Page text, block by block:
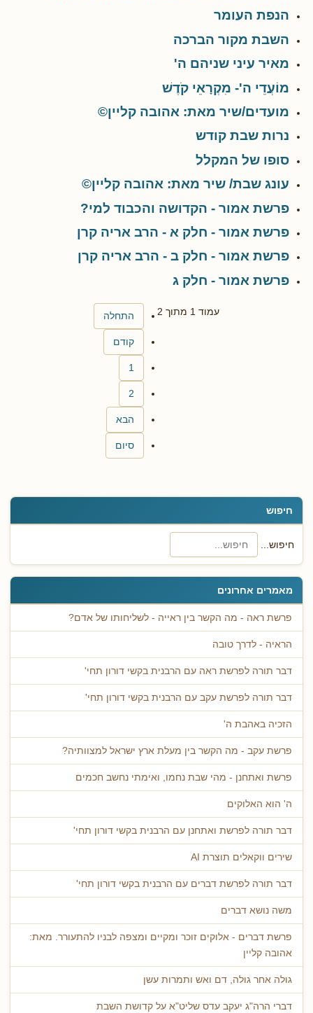
חיפוש
חיפוש...
מאמרים אחרונים
פרשת ראה - מה הקשר בין ראייה - לשליחותו של אדם?
הראיה - לדרך טובה
דבר תורה לפרשת ראה עם הרבנית בקשי דורון תחי'
דבר תורה לפרשת עקב עם הרבנית בקשי דורון תחי'
הזכיה באהבת ה'
פרשת עקב - מה הקשר בין מעלת ארץ ישראל למצוותיה?
פרשת ואתחנן - מהי שבת נחמו, ואימתי נחשב חכמים
ה' הוא האלוקים
דבר תורה לפרשת ואתחנן עם הרבנית בקשי דורון תחי'
שירים ווקאלים תוצרת AI
דבר תורה לפרשת דברים עם הרבנית בקשי דורון תחי'
משה נושא דברים
פרשת דברים - אלוקים זוכר ומקיים ומצפה לבניו להתעורר. מאת:
אהובה קליין
גולה אחר גולה, דם ואש ותמרות עשן
דברי הרה"ג יעקב עדס שליט"א על קדושת השבת
הנפת העומר
השבת מקור הברכה
מאיר עיני שניהם ה'
מוֹעֲדֵי ה'- מִקְרָאֵי קֹדֶשׁ
מועדים/שיר מאת: אהובה קליין©
נרות שבת קודש
סופו של המקלל
עונג שבת/ שיר מאת: אהובה קליין©
פרשת אמור - הקדושה והכבוד למי?
פרשת אמור - חלק א - הרב אריה קרן
פרשת אמור - חלק ב - הרב אריה קרן
פרשת אמור - חלק ג
עמוד 1 מתוך 2 התחלה
קודם
1
2
הבא
סיום